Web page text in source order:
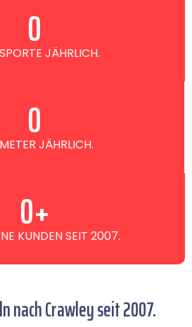
JÄHRLICH.
0
JÄHRLICH.
0
KUNDEN SEIT 2007.
0+
nach Crawley seit 2007.